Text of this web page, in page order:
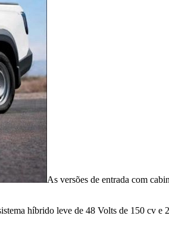
As versões de entrada com
híbrido leve de 48 Volts de 150 cv